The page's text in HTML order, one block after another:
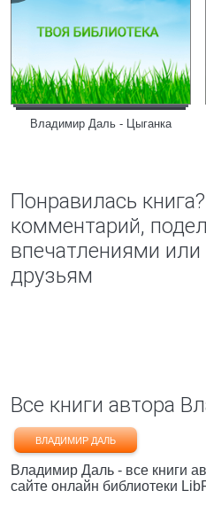
Владимир Даль - Цыганка
Понравилась
комментарий,
впечатлениями
друзьям
Все книги автора
ВЛАДИМИР ДАЛЬ
Владимир Даль - все книги
сайте онлайн библиотеки